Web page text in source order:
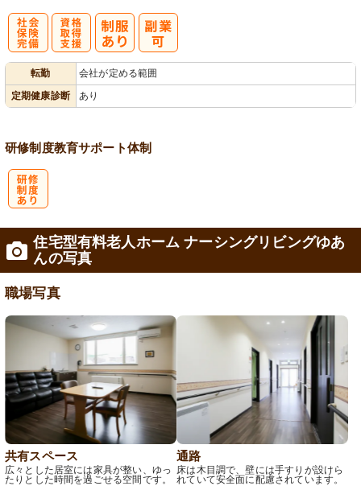
転勤
会社が定める範囲
定期健康診断
あり
研修制度教育サポート体制
住宅型有料老人ホーム ナーシングリビングゆあ
んの写真
職場写真
共有スペース
広々とした居室には家具が整い、ゆっ
たりとした時間を過ごせる空間です。
通路
床は木目調で、壁には手すりが設けら
れていて安全面に配慮されています。